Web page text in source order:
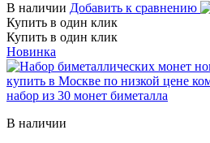
В наличии Добавить к сравнению
Купить в один клик
Купить в один клик
Новинка
набор из 30 монет биметалла
В наличии